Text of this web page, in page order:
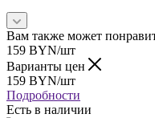
Вам также может
159 BYN/шт
Варианты цен
159 BYN/шт
Подробности
Есть в наличии